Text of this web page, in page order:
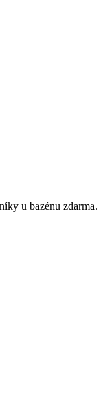
u bazénu zdarma.